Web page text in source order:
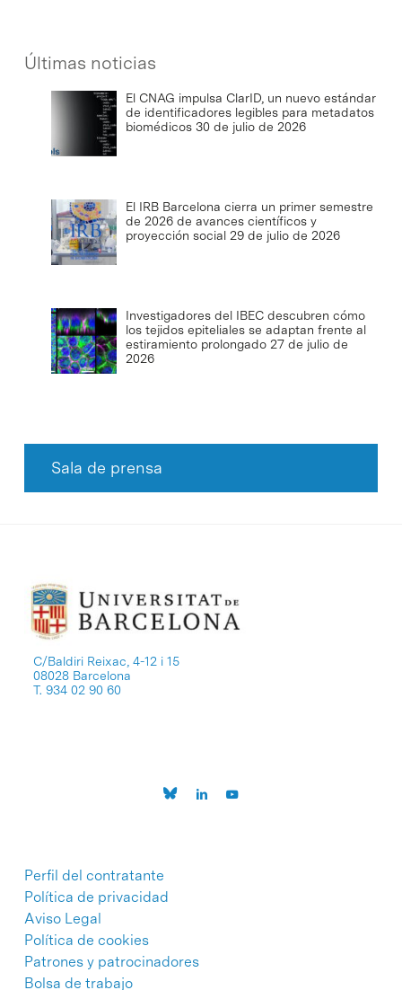
Últimas noticias
El CNAG impulsa ClarID, un nuevo estándar
de identificadores legibles para metadatos
biomédicos 30 de julio de 2026
El IRB Barcelona cierra un primer semestre
de 2026 de avances científicos y
proyección social 29 de julio de 2026
Investigadores del IBEC descubren cómo
los tejidos epiteliales se adaptan frente al
estiramiento prolongado 27 de julio de
2026
Sala de prensa
C/Baldiri Reixac, 4-12 i 15
08028 Barcelona
T. 934 02 90 60
Perfil del contratante
Política de privacidad
Aviso Legal
Política de cookies
Patrones y patrocinadores
Bolsa de trabajo